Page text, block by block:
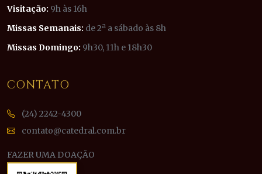
Visitação: 9h às 16h
Missas Semanais: de 2ª a sábado às 8h
Missas Domingo: 9h30, 11h e 18h30
CONTATO
(24) 2242-4300
contato@catedral.com.br
FAZER UMA DOAÇÃO